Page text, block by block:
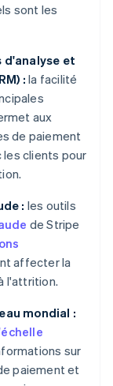
sont les
et
: la facilité
aux
de paiement
clients pour
: les outils
de Stripe
affecter la
l'attrition.
mondial :
sur
paiement et